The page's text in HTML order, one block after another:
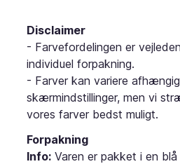
Disclaimer
- Farvefordelingen er
individuel forpakning.
- Farver kan variere
skærmindstillinger, men vi
vores farver bedst muligt.
Forpakning
Info: Varen er pakket i en